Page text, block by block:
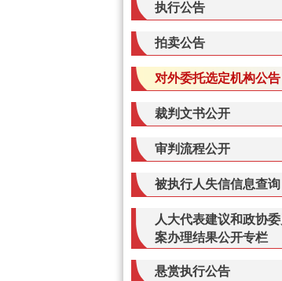
执行公告
拍卖公告
对外委托选定机构公告
裁判文书公开
审判流程公开
被执行人失信信息查询
人大代表建议和政协
案办理结果公开专栏
悬赏执行公告